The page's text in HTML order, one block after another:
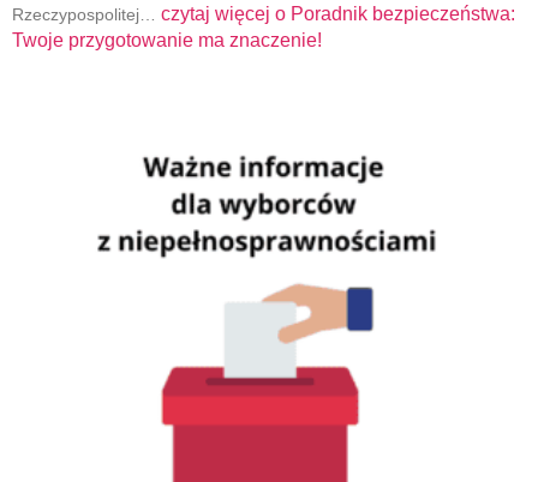
Rzeczypospolitej… czytaj więcej o Poradnik bezpieczeństwa:
Twoje przygotowanie ma znaczenie!